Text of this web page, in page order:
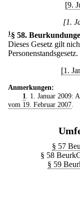
[9.
[1.
1 § 58.
Dieses Gesetz gilt
Personenstandsgesetz.
[1.
Anmerkungen:
1
. 1. Januar 2009:
vom 19. Februar 2007
§ 57
§ 58
§ 59